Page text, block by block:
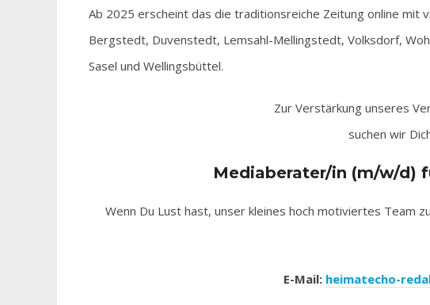
Ab 2025 erscheint das die traditionsreiche Zeitung online mit
Bergstedt, Duvenstedt, Lemsahl-Mellingstedt, Volksdorf,
Sasel und Wellingsbüttel.
Zur Verstärkung unseres
suchen wir
Mediaberater/in (m/w/d)
Wenn Du Lust hast, unser kleines hoch motiviertes Team
E-Mail: heimatecho-